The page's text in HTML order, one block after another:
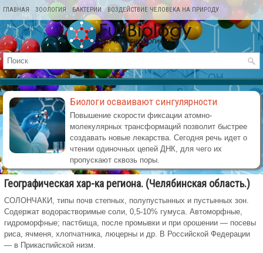
ГЛАВНАЯ ЗООЛОГИЯ БАКТЕРИИ ВОЗДЕЙСТВИЕ ЧЕЛОВЕКА НА ПРИРОДУ
КАРТА САЙТА
Биологи осваивают сингулярности
Повышение скорости фиксации атомно-
молекулярных трансформаций позволит быстрее
создавать новые лекарства. Сегодня речь идет о
чтении одиночных цепей ДНК, для чего их
пропускают сквозь поры.
Географическая хар-ка региона. (Челябинская область.)
СОЛОНЧАКИ, типы почв степных, полупустынных и пустынных зон.
Содержат водорастворимые соли, 0,5-10% гумуса. Автоморфные,
гидроморфные; пастбища, после промывки и при орошении — посевы
риса, ячменя, хлопчатника, люцерны и др. В Российской Федерации
— в Прикаспийской низм.